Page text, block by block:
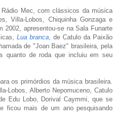
Mec, com clássicos da música
Villa-Lobos, Chiquinha Gonzaga e
2002, apresentou-se na Sala Funarte
Lua branca , de Catulo da Paixão
de "Joan Baez" brasileira, pela
quanto de roda que incluiu em seu
os primórdios da música brasileira.
Lobos, Alberto Nepomuceno, Catulo
Edu Lobo, Dorival Caymmi, que se
ficou mais de um ano pesquisando